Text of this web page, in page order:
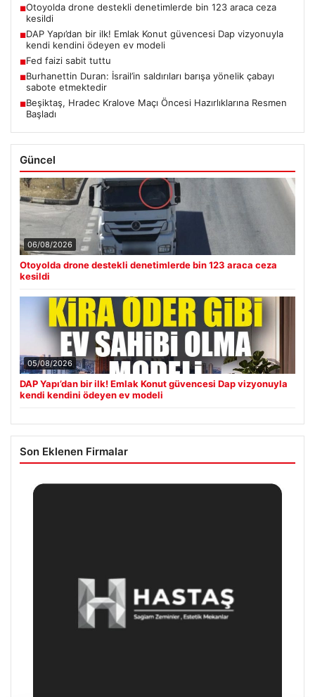
■Otoyolda drone destekli denetimlerde bin 123 araca ceza
kesildi
■DAP Yapı’dan bir ilk! Emlak Konut güvencesi Dap vizyonuyla
kendi kendini ödeyen ev modeli
■Fed faizi sabit tuttu
■Burhanettin Duran: İsrail’in saldırıları barışa yönelik çabayı
sabote etmektedir
■Beşiktaş, Hradec Kralove Maçı Öncesi Hazırlıklarına Resmen
Başladı
Güncel
06/08/2026
Otoyolda drone destekli denetimlerde bin 123 araca ceza
kesildi
05/08/2026
DAP Yapı’dan bir ilk! Emlak Konut güvencesi Dap vizyonuyla
kendi kendini ödeyen ev modeli
Son Eklenen Firmalar